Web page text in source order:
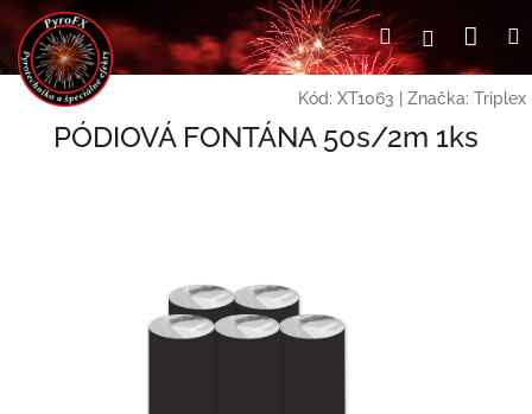
obsah
Hľadať
Kód: XT1063 Značka: Triplex
PÓDIOVÁ FONTÁNA 50s/2m 1ks